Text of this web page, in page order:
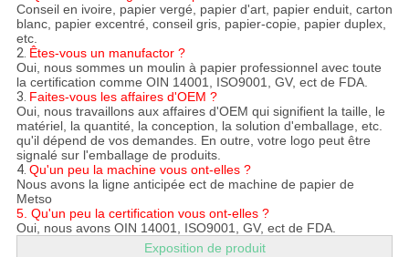
Conseil en ivoire, papier vergé, papier d'art, papier enduit, carton
blanc, papier excentré, conseil gris, papier-copie, papier duplex,
etc.
2. Êtes-vous un manufactor ?
Oui, nous sommes un moulin à papier professionnel avec toute
la certification comme OIN 14001, ISO9001, GV, ect de FDA.
3. Faites-vous les affaires d'OEM ?
Oui, nous travaillons aux affaires d'OEM qui signifient la taille, le
matériel, la quantité, la conception, la solution d'emballage, etc.
qu'il dépend de vos demandes. En outre, votre logo peut être
signalé sur l'emballage de produits.
4. Qu'un peu la machine vous ont-elles ?
Nous avons la ligne anticipée ect de machine de papier de
Metso
5. Qu'un peu la certification vous ont-elles ?
Oui, nous avons OIN 14001, ISO9001, GV, ect de FDA.
Exposition de produit